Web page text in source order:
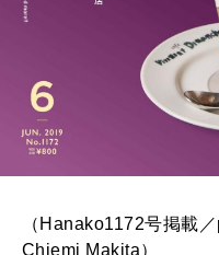
（Hanako1172号掲載
Chiemi Makita）